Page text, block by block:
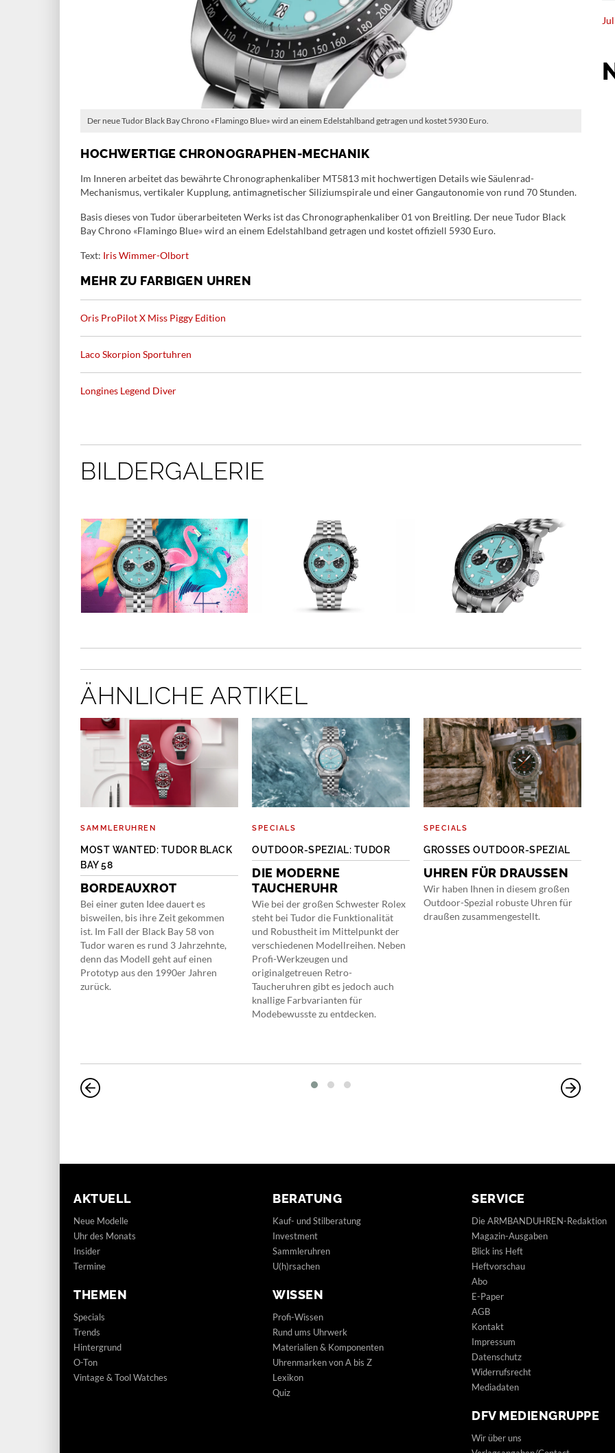
Der neue Tudor Black Bay Chrono «Flamingo Blue» wird an einem Edelstahlband getragen und kostet 5930 Euro.
HOCHWERTIGE CHRONOGRAPHEN-MECHANIK
Im Inneren arbeitet das bewährte Chronographenkaliber MT5813 mit hochwertigen Details wie Säulenrad-
Mechanismus, vertikaler Kupplung, antimagnetischer Siliziumspirale und einer Gangautonomie von rund 70 Stunden.
Basis dieses von Tudor überarbeiteten Werks ist das Chronographenkaliber 01 von Breitling. Der neue Tudor Black
Bay Chrono «Flamingo Blue» wird an einem Edelstahlband getragen und kostet offiziell 5930 Euro.
Text: Iris Wimmer-Olbort
MEHR ZU FARBIGEN UHREN
Oris ProPilot X Miss Piggy Edition
Laco Skorpion Sportuhren
Longines Legend Diver
BILDERGALERIE
ÄHNLICHE ARTIKEL
SAMMLERUHREN
MOST WANTED: TUDOR BLACK
BAY 58
BORDEAUXROT
Bei einer guten Idee dauert es
bisweilen, bis ihre Zeit gekommen
ist. Im Fall der Black Bay 58 von
Tudor waren es rund 3 Jahrzehnte,
denn das Modell geht auf einen
Prototyp aus den 1990er Jahren
zurück.
SPECIALS
OUTDOOR-SPEZIAL: TUDOR
DIE MODERNE
TAUCHERUHR
Wie bei der großen Schwester Rolex
steht bei Tudor die Funktionalität
und Robustheit im Mittelpunkt der
verschiedenen Modellreihen. Neben
Profi-Werkzeugen und
originalgetreuen Retro-
Taucheruhren gibt es jedoch auch
knallige Farbvarianten für
Modebewusste zu entdecken.
SPECIALS
GROSSES OUTDOOR-SPEZIAL
UHREN FÜR DRAUSSEN
Wir haben Ihnen in diesem großen
Outdoor-Spezial robuste Uhren für
draußen zusammengestellt.
AKTUELL
Neue Modelle
Uhr des Monats
Insider
Termine
THEMEN
Specials
Trends
Hintergrund
O-Ton
Vintage & Tool Watches
BERATUNG
Kauf- und Stilberatung
Investment
Sammleruhren
U(h)rsachen
WISSEN
Profi-Wissen
Rund ums Uhrwerk
Materialien & Komponenten
Uhrenmarken von A bis Z
Lexikon
Quiz
SERVICE
Die ARMBANDUHREN-Redaktion
Magazin-Ausgaben
Blick ins Heft
Heftvorschau
Abo
E-Paper
AGB
Kontakt
Impressum
Datenschutz
Widerrufsrecht
Mediadaten
DFV MEDIENGRUPPE
Wir über uns